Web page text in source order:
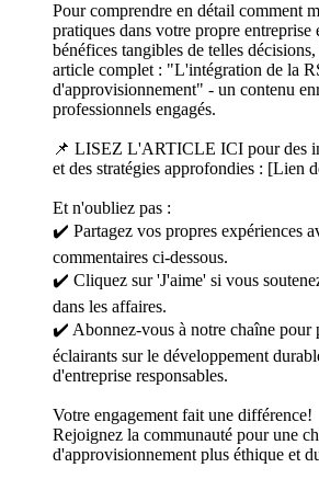
Pour comprendre en détail comment
pratiques dans votre propre entreprise
bénéfices tangibles de telles
article complet : "L'intégration de la
d'approvisionnement" - un contenu
professionnels engagés.
📌 LISEZ L'ARTICLE ICI pour des
et des stratégies approfondies : [Lien
Et n'oubliez pas :
✔️ Partagez vos propres expériences
commentaires ci-dessous.
✔️ Cliquez sur 'J'aime' si vous
dans les affaires.
✔️ Abonnez-vous à notre chaîne pour
éclairants sur le développement
d'entreprise responsables.
Votre engagement fait une différence!
Rejoignez la communauté pour une
d'approvisionnement plus éthique et